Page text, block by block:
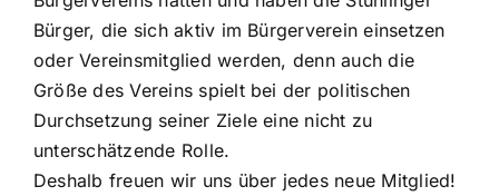
Bürger, die sich aktiv im Bürgerverein einsetzen
oder Vereinsmitglied werden, denn auch die
Größe des Vereins spielt bei der politischen
Durchsetzung seiner Ziele eine nicht zu
unterschätzende Rolle.
Deshalb freuen wir uns über jedes neue Mitglied!